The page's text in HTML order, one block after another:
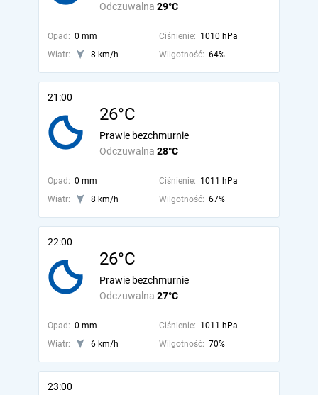
Odczuwalna 29°C
Opad: 0 mm Ciśnienie: 1010 hPa
Wiatr:
8 km/h Wilgotność: 64%
21:00
26°C
Odczuwalna 28°C
Prawie bezchmurnie
Opad: 0 mm Ciśnienie: 1011 hPa
Wiatr:
8 km/h Wilgotność: 67%
22:00
26°C
Odczuwalna 27°C
Prawie bezchmurnie
Opad: 0 mm Ciśnienie: 1011 hPa
Wiatr:
6 km/h Wilgotność: 70%
23:00